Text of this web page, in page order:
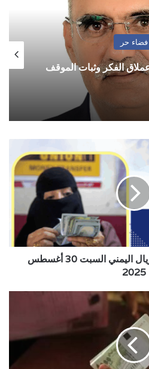
فضاء حر
الفكر وثبات الموقف
أسعار الصرف مقابل الريال اليمني السبت 30 أغسطس
2025